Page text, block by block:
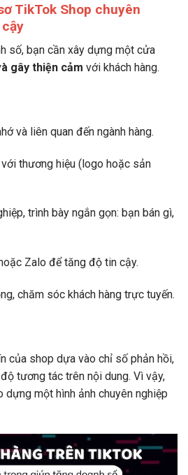
TikTok Shop chuyên
số, bạn cần xây dựng một cửa
gây thiện cảm với khách hàng.
và liên quan đến ngành hàng.
thương hiệu (logo hoặc sản
trình bày ngắn gọn: bạn bán gì,
Zalo để tăng độ tin cậy.
chăm sóc khách hàng trực tuyến.
của shop dựa vào chỉ số phản hồi,
tương tác trên nội dung. Vì vậy,
một hình ảnh chuyên nghiệp